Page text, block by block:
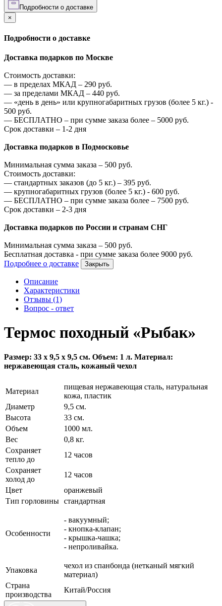
Подробности о доставке
×
Подробности о доставке
Доставка подарков по Москве
Стоимость доставки:
— в пределах МКАД – 290 руб.
— за пределами МКАД – 440 руб.
— «день в день» или крупногабаритных грузов (более 5 кг.) -
500 руб.
— БЕСПЛАТНО – при сумме заказа более – 5000 руб.
Срок доставки – 1-2 дня
Доставка подарков в Подмосковье
Минимальная сумма заказа – 500 руб.
Стоимость доставки:
— стандартных заказов (до 5 кг.) – 395 руб.
— крупногабаритных грузов (более 5 кг.) - 600 руб.
— БЕСПЛАТНО – при сумме заказа более – 7500 руб.
Срок доставки – 2-3 дня
Доставка подарков по России и странам СНГ
Минимальная сумма заказа – 500 руб.
Бесплатная доставка - при сумме заказа более 9000 руб.
Подробнее о доставке
Закрыть
Описание
Характеристики
Отзывы (1)
Вопрос - ответ
Термос походный «Рыбак»
Размер: 33 х 9,5 х 9,5 см. Объем: 1 л. Материал:
нержавеющая сталь, кожаный чехол
Материал
пищевая нержавеющая сталь, натуральная
кожа, пластик
Диаметр
9,5 см.
Высота
33 см.
Объем
1000 мл.
Вес
0,8 кг.
Сохраняет
тепло до
12 часов
Сохраняет
холод до
12 часов
Цвет
оранжевый
Тип горловины стандартная
Особенности
- вакуумный;
- кнопка-клапан;
- крышка-чашка;
- непроливайка.
Упаковка
чехол из спанбонда (нетканый мягкий
материал)
Страна
производства
Китай/Россия